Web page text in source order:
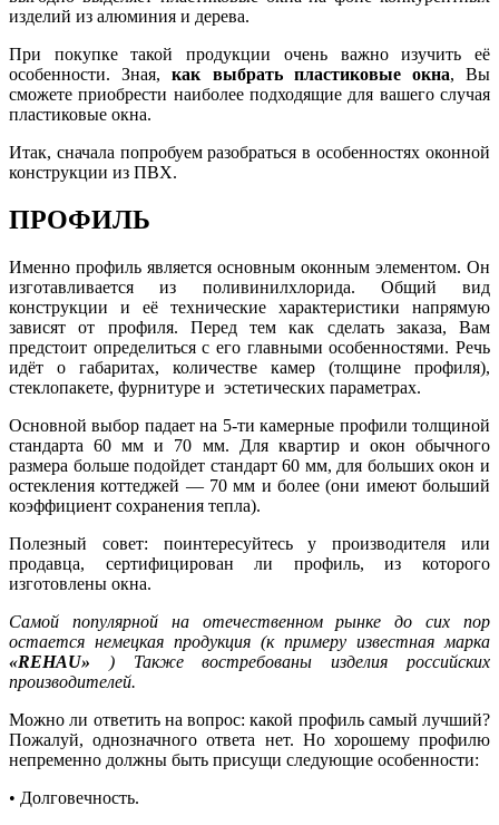
изделий из алюминия и дерева.
При покупке такой продукции очень важно изучить её
особенности. Зная,как выбрать пластиковые окна, Вы
сможете приобрести наиболее подходящие для вашего случая
пластиковые окна.
Итак, сначала попробуем разобраться в особенностях оконной
конструкции из ПВХ.
ПРОФИЛЬ
Именно профиль является основным оконным элементом. Он
изготавливается из поливинилхлорида. Общий вид
конструкции и её технические характеристики напрямую
зависят от профиля. Перед тем как сделать заказа, Вам
предстоит определиться с его главными особенностями. Речь
идёт о габаритах, количестве камер (толщине профиля),
стеклопакете, фурнитуре и эстетических параметрах.
Основной выбор падает на 5-ти камерные профили толщиной
стандарта 60 мм и 70 мм. Для квартир и окон обычного
размера больше подойдет стандарт 60 мм, для больших окон и
остекления коттеджей — 70 мм и более (они имеют больший
коэффициент сохранения тепла).
Полезный совет: поинтересуйтесь у производителя или
продавца, сертифицирован ли профиль, из которого
изготовлены окна.
Самой популярной на отечественном рынке до сих пор
остается немецкая продукция (к примеру известная марка
«REHAU» ) Также востребованы изделия российских
производителей.
Можно ли ответить на вопрос: какой профиль самый лучший?
Пожалуй, однозначного ответа нет. Но хорошему профилю
непременно должны быть присущи следующие особенности:
• Долговечность.